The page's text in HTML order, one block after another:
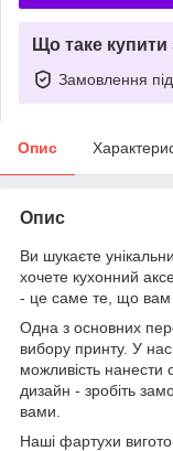
Що таке
Замовлення
Опис
Опис
Ви шукаєте
хочете кухонний
- це саме те, що вам
Одна з основних
вибору принту. У
можливість нанести
дизайн - зробіть
вами.
Наші фартухи